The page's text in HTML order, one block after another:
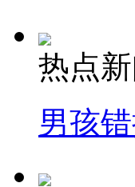
热点
男孩